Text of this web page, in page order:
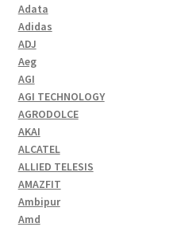
Adata
Adidas
ADJ
Aeg
AGI
AGI TECHNOLOGY
AGRODOLCE
AKAI
ALCATEL
ALLIED TELESIS
AMAZFIT
Ambipur
Amd